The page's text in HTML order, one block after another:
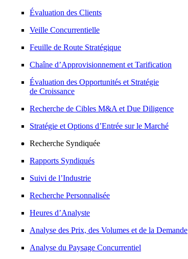
Évaluation des Clients
Veille Concurrentielle
Feuille de Route Stratégique
Chaîne d’Approvisionnement et Tarification
Évaluation des Opportunités et Stratégie
de Croissance
Recherche de Cibles M&A et Due Diligence
Stratégie et Options d’Entrée sur le Marché
Recherche Syndiquée
Rapports Syndiqués
Suivi de l’Industrie
Recherche Personnalisée
Heures d’Analyste
Analyse des Prix, des Volumes et de la Demande
Analyse du Paysage Concurrentiel